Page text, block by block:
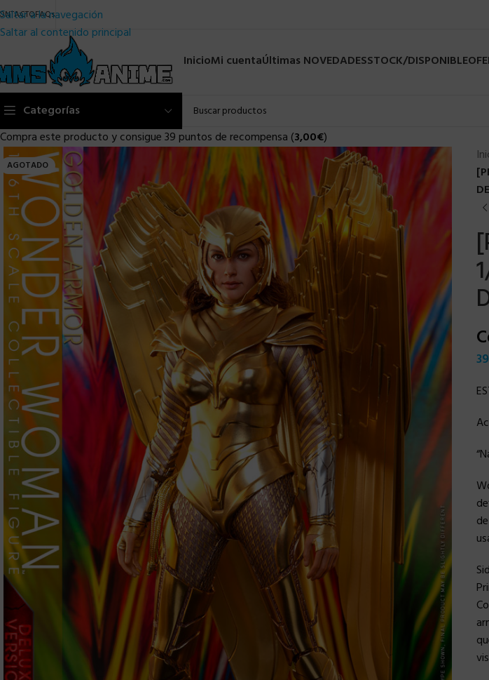
Saltar a la navegación
Saltar al contenido principal
FAQs
InicioMi cuentaÚltimas NOVEDADESSTOCK/DISPONIBLE
Categorías
Compra este producto y consigue 39 puntos de recompensa (3,00€)
AGOTADO